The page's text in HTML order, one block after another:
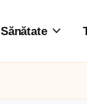
Sănătate